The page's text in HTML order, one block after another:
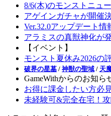
8/6(木)のモンストニュ
アゲインガチャが開催
Ver.32.0アップデート情
アラミスの真獣神化が
【イベント】
モンスト夏休み2026の
破界の星墓 / 神獣の聖域 / 天
GameWithからのお知ら
お得に課金したい方必
未経験可&完全在宅！